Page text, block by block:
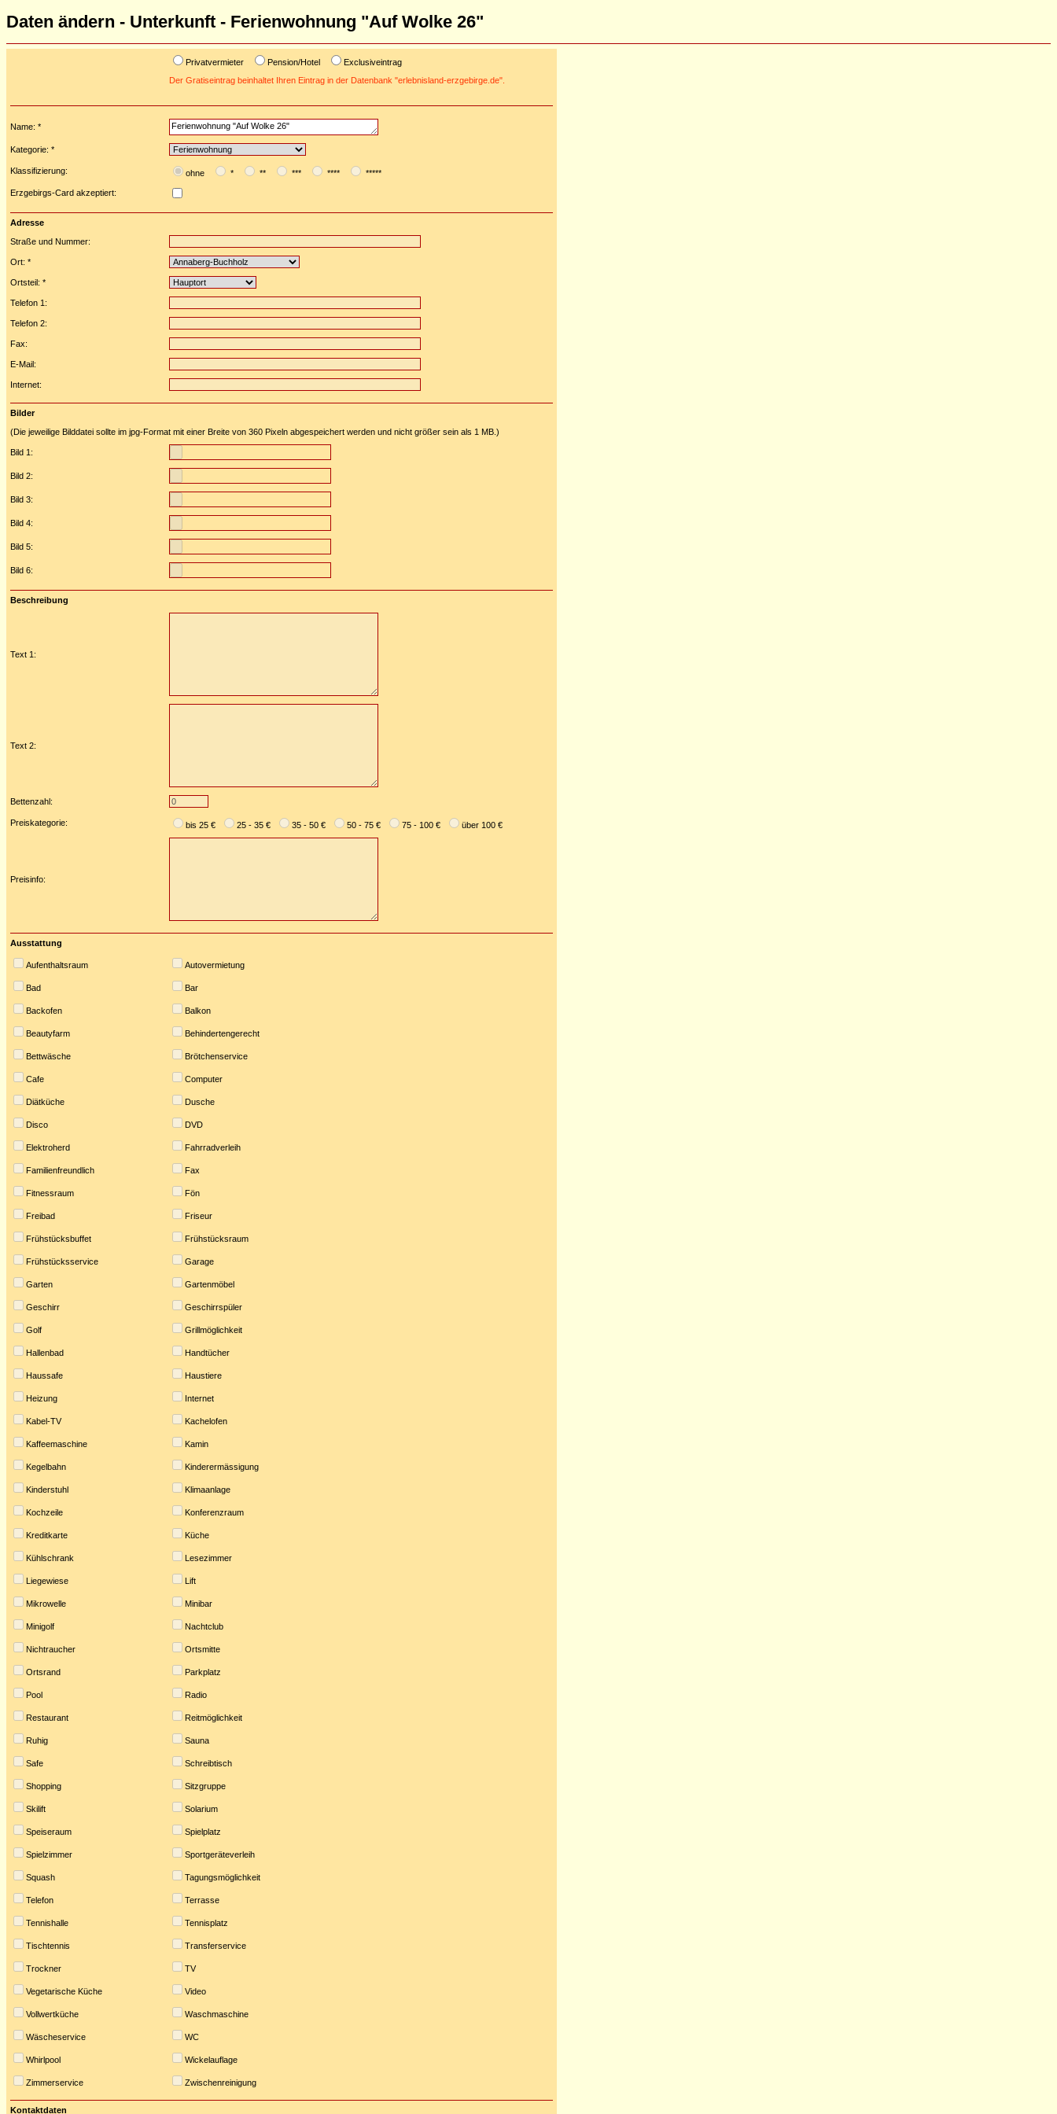
Daten ändern - Unterkunft - Ferienwohnung "Auf Wolke 26"
Privatvermieter Pension/Hotel
Exclusiveintrag
Der Gratiseintrag beinhaltet Ihren Eintrag in der Datenbank "erlebnisland-erzgebirge.de".
Name: *
Kategorie: *
Klassifizierung: ohne * ** *** **** *****
Erzgebirgs-Card akzeptiert:
Adresse
Straße und Nummer:
Ort: *
Ortsteil: *
Telefon 1:
Telefon 2:
Fax:
E-Mail:
Internet:
Bilder
(Die jeweilige Bilddatei sollte im jpg-Format mit einer Breite von 360 Pixeln abgespeichert werden und nicht größer sein als 1 MB.)
Bild 1:
Bild 2:
Bild 3:
Bild 4:
Bild 5:
Bild 6:
Beschreibung
Text 1:
Text 2:
Bettenzahl:
Preiskategorie: bis 25 € 25 - 35 € 35 - 50 € 50 - 75 € 75 - 100 € über 100 €
Preisinfo:
Ausstattung
Aufenthaltsraum Autovermietung
Bad Bar
Backofen Balkon
Beautyfarm Behindertengerecht
Bettwäsche Brötchenservice
Cafe Computer
Diätküche Dusche
Disco DVD
Elektroherd Fahrradverleih
Familienfreundlich Fax
Fitnessraum Fön
Freibad Friseur
Frühstücksbuffet Frühstücksraum
Frühstücksservice Garage
Garten Gartenmöbel
Geschirr Geschirrspüler
Golf Grillmöglichkeit
Hallenbad Handtücher
Haussafe Haustiere
Heizung Internet
Kabel-TV Kachelofen
Kaffeemaschine Kamin
Kegelbahn Kinderermässigung
Kinderstuhl Klimaanlage
Kochzeile Konferenzraum
Kreditkarte Küche
Kühlschrank Lesezimmer
Liegewiese Lift
Mikrowelle Minibar
Minigolf Nachtclub
Nichtraucher Ortsmitte
Ortsrand Parkplatz
Pool Radio
Restaurant Reitmöglichkeit
Ruhig Sauna
Safe Schreibtisch
Shopping Sitzgruppe
Skilift Solarium
Speiseraum Spielplatz
Spielzimmer Sportgeräteverleih
Squash Tagungsmöglichkeit
Telefon Terrasse
Tennishalle Tennisplatz
Tischtennis Transferservice
Trockner TV
Vegetarische Küche Video
Vollwertküche Waschmaschine
Wäscheservice WC
Whirlpool Wickelauflage
Zimmerservice Zwischenreinigung
Kontaktdaten